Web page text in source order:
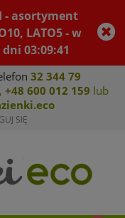
- asortyment
LATO5 - w
dni03:09:41
32 344 79
, +48 600 012 159 lub
SIĘ